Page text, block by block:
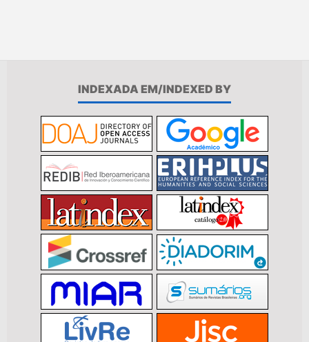
INDEXADA EM/INDEXED BY